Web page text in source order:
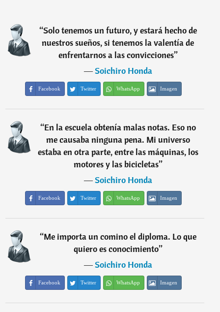
“Solo tenemos un futuro, y estará hecho de
nuestros sueños, si tenemos la valentía de
enfrentarnos a las convicciones”
―Soichiro Honda
Facebook Twitter WhatsApp Imagen
“En la escuela obtenía malas notas. Eso no
me causaba ninguna pena. Mi universo
estaba en otra parte, entre las máquinas, los
motores y las bicicletas”
―Soichiro Honda
Facebook Twitter WhatsApp Imagen
“Me importa un comino el diploma. Lo que
quiero es conocimiento”
―Soichiro Honda
Facebook Twitter WhatsApp Imagen